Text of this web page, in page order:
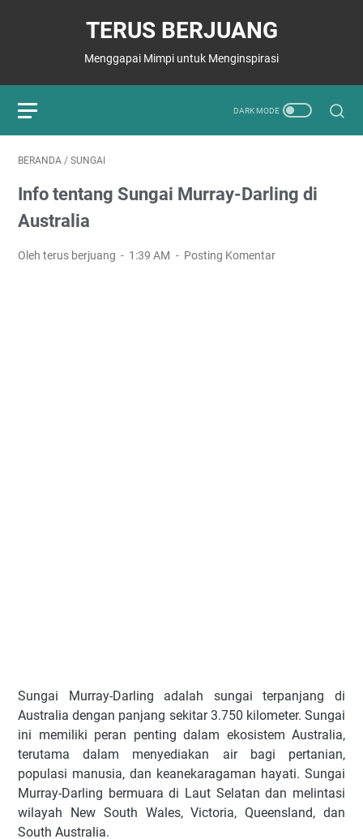
TERUS BERJUANG
Menggapai Mimpi untuk Menginspirasi
BERANDA / SUNGAI
Info tentang Sungai Murray-Darling di
Australia
Oleh terus berjuang 1:39 AM Posting Komentar
Sungai Murray-Darling adalah sungai terpanjang di
Australia dengan panjang sekitar 3.750 kilometer. Sungai
ini memiliki peran penting dalam ekosistem Australia,
terutama dalam menyediakan air bagi pertanian,
populasi manusia, dan keanekaragaman hayati. Sungai
Murray-Darling bermuara di Laut Selatan dan melintasi
wilayah New South Wales, Victoria, Queensland, dan
South Australia.